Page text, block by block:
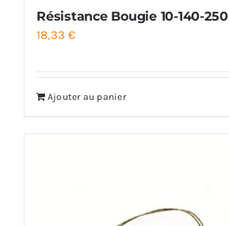
Résistance Bougie 10-140-250
18,33€
Ajouter au panier